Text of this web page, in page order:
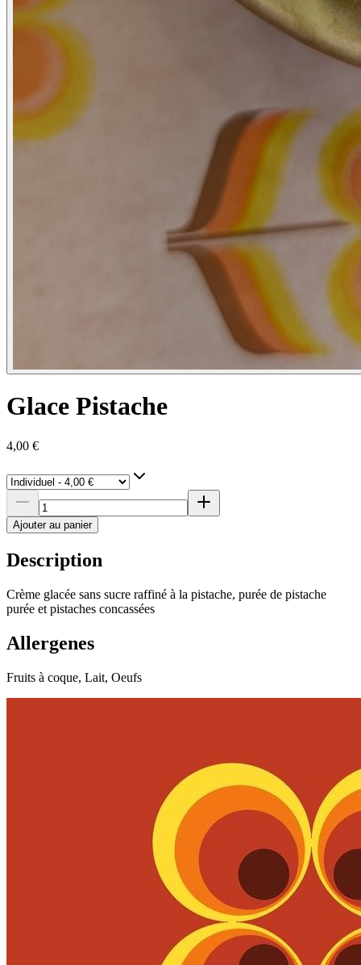
Glace Pistache
4,00 €
Ajouter au panier
Description
Crème glacée sans sucre raffiné à la pistache, purée de pistache
purée et pistaches concassées
Allergenes
Fruits à coque, Lait, Oeufs